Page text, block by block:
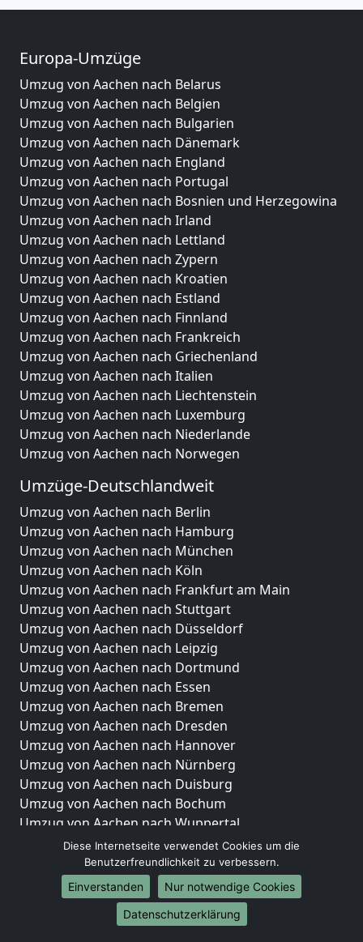
Europa-Umzüge
Umzug von Aachen nach Belarus
Umzug von Aachen nach Belgien
Umzug von Aachen nach Bulgarien
Umzug von Aachen nach Dänemark
Umzug von Aachen nach England
Umzug von Aachen nach Portugal
Umzug von Aachen nach Bosnien und Herzegowina
Umzug von Aachen nach Irland
Umzug von Aachen nach Lettland
Umzug von Aachen nach Zypern
Umzug von Aachen nach Kroatien
Umzug von Aachen nach Estland
Umzug von Aachen nach Finnland
Umzug von Aachen nach Frankreich
Umzug von Aachen nach Griechenland
Umzug von Aachen nach Italien
Umzug von Aachen nach Liechtenstein
Umzug von Aachen nach Luxemburg
Umzug von Aachen nach Niederlande
Umzug von Aachen nach Norwegen
Umzüge-Deutschlandweit
Umzug von Aachen nach Berlin
Umzug von Aachen nach Hamburg
Umzug von Aachen nach München
Umzug von Aachen nach Köln
Umzug von Aachen nach Frankfurt am Main
Umzug von Aachen nach Stuttgart
Umzug von Aachen nach Düsseldorf
Umzug von Aachen nach Leipzig
Umzug von Aachen nach Dortmund
Umzug von Aachen nach Essen
Umzug von Aachen nach Bremen
Umzug von Aachen nach Dresden
Umzug von Aachen nach Hannover
Umzug von Aachen nach Nürnberg
Umzug von Aachen nach Duisburg
Umzug von Aachen nach Bochum
Umzug von Aachen nach Wuppertal
Umzug von Aachen nach Bielefeld
Umzug von Aachen nach Bonn
Umzug von Aachen nach Münster
Internationale-Umzüge
Diese Internetseite verwendet Cookies um die
Benutzerfreundlichkeit zu verbessern.
Einverstanden
Nur notwendige Cookies
Datenschutzerklärung